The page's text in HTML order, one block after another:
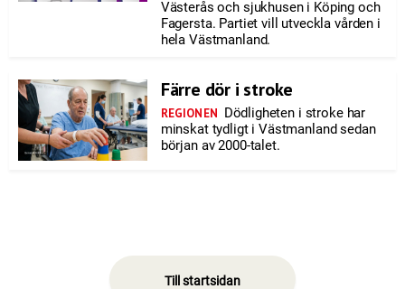
Västerås och sjukhusen i Köping och
Fagersta. Partiet vill utveckla vården i
hela Västmanland.
Färre dör i stroke
REGIONEN Dödligheten i stroke har
minskat tydligt i Västmanland sedan
början av 2000-talet.
Till startsidan